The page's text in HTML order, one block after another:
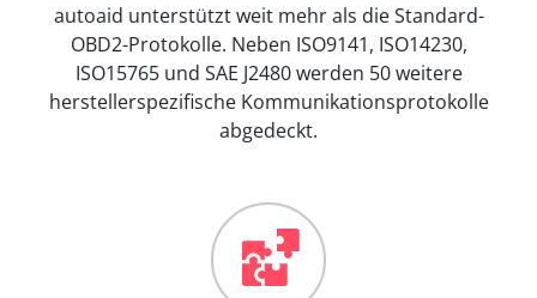
autoaid unterstützt weit mehr als die Standard-
OBD2-Protokolle. Neben ISO9141, ISO14230,
ISO15765 und SAE J2480 werden 50 weitere
herstellerspezifische Kommunikationsprotokolle
abgedeckt.